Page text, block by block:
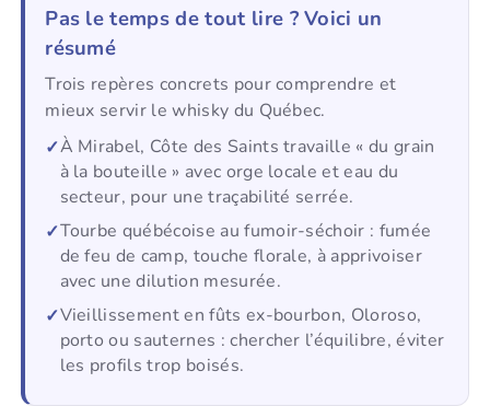
Pas le temps de tout lire ? Voici un
résumé
Trois repères concrets pour comprendre et
mieux servir le whisky du Québec.
À Mirabel, Côte des Saints travaille « du grain
à la bouteille » avec orge locale et eau du
secteur, pour une traçabilité serrée.
Tourbe québécoise au fumoir-séchoir : fumée
de feu de camp, touche florale, à apprivoiser
avec une dilution mesurée.
Vieillissement en fûts ex-bourbon, Oloroso,
porto ou sauternes : chercher l’équilibre, éviter
les profils trop boisés.